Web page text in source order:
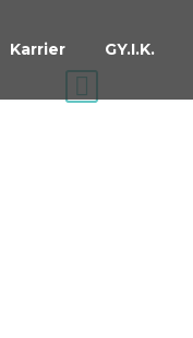
Karrier GY.I.K.